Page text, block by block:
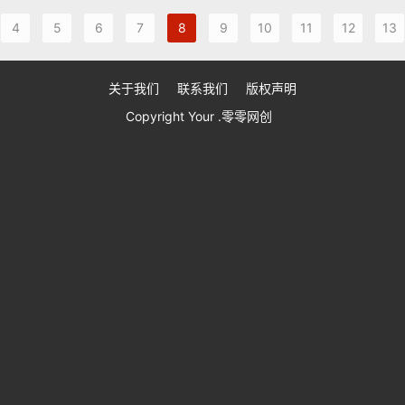
4 5 6 7 8 9 10 11 12 13
关于我们 联系我们
版权声明
Copyright Your .零零网创